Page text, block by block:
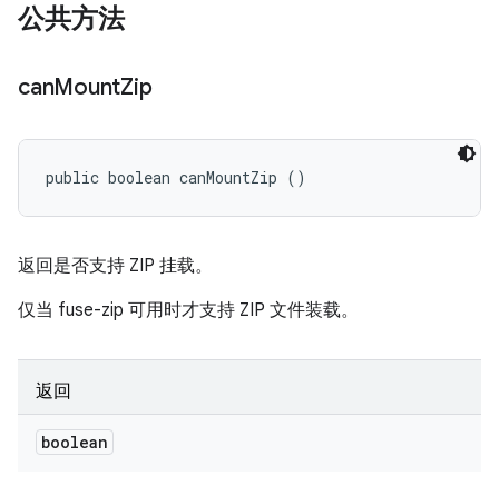
公共方法
canMountZip
public boolean canMountZip ()
返回是否支持 ZIP 挂载。
仅当 fuse-zip 可用时才支持 ZIP 文件装载。
返回
boolean